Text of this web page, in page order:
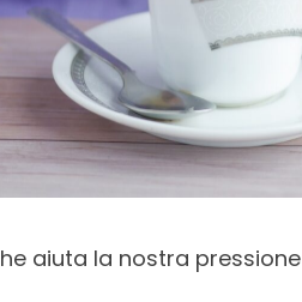
aiuta la nostra pressione